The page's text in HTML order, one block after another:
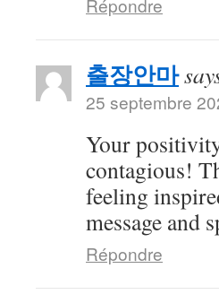
Répondre
출장안마
25 septembre
Your
contagious!
feeling
message and
Répondre